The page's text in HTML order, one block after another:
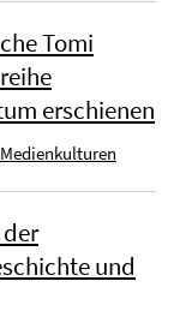
Tomi
erschienen
und